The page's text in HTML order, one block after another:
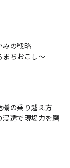
みの戦略
まちおこし〜
機の乗り越え方
浸透で現場力を磨